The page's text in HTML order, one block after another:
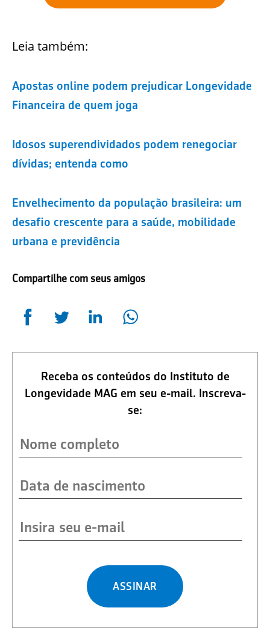
Leia também:
Apostas online podem prejudicar Longevidade
Financeira de quem joga
Idosos superendividados podem renegociar
dívidas; entenda como
Envelhecimento da população brasileira: um
desafio crescente para a saúde, mobilidade
urbana e previdência
Compartilhe com seus amigos
Receba os conteúdos do Instituto de
Longevidade MAG em seu e-mail. Inscreva-
se:
ASSINAR